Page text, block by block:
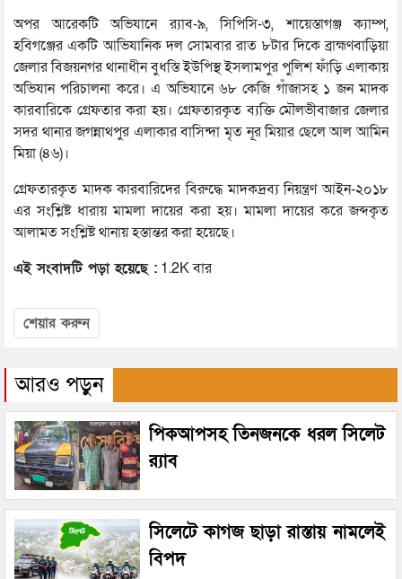
অপর আরেকটি অভিযানে র‌্যাব-৯, সিপিসি-৩, শায়েস্তাগঞ্জ ক্যাম্প,
হবিগঞ্জের একটি আভিযানিক দল সোমবার রাত ৮টার দিকে ব্রাহ্মণবাড়িয়া
জেলার বিজয়নগর থানাধীন বুধস্তি ইউপিস্থ ইসলামপুর পুলিশ ফাঁড়ি এলাকায়
অভিযান পরিচালনা করে। এ অভিযানে ৬৮ কেজি গাঁজাসহ ১ জন মাদক
কারবারিকে গ্রেফতার করা হয়। গ্রেফতারকৃত ব্যক্তি মৌলভীবাজার জেলার
সদর থানার জগন্নাথপুর এলাকার বাসিন্দা মৃত নূর মিয়ার ছেলে আল আমিন
মিয়া (৪৬)।
গ্রেফতারকৃত মাদক কারবারিদের বিরুদ্ধে মাদকদ্রব্য নিয়ন্ত্রণ আইন-২০১৮
এর সংশ্লিষ্ট ধারায় মামলা দায়ের করা হয়। মামলা দায়ের করে জব্দকৃত
আলামত সংশ্লিষ্ট থানায় হস্তান্তর করা হয়েছে।
এই সংবাদটি পড়া হয়েছে : 1.2K বার
শেয়ার করুন
আরও পড়ুন
পিকআপসহ তিনজনকে ধরল সিলেট
র‌্যাব
সিলেটে কাগজ ছাড়া রাস্তায় নামলেই
বিপদ